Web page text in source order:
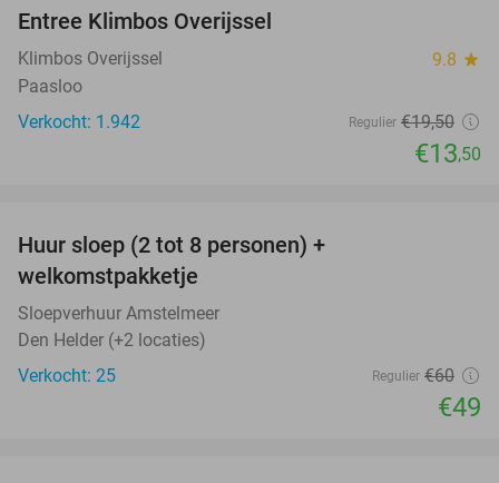
Entree Klimbos Overijssel
Klimbos Overijssel 9.8 star
Paasloo
Verkocht: 1.942
Regulier €19,50
€13,50
Huur sloep (2 tot 8 personen) +
welkomstpakketje
Sloepverhuur Amstelmeer
Den Helder (+2 locaties)
Verkocht: 25
Regulier €60
€49